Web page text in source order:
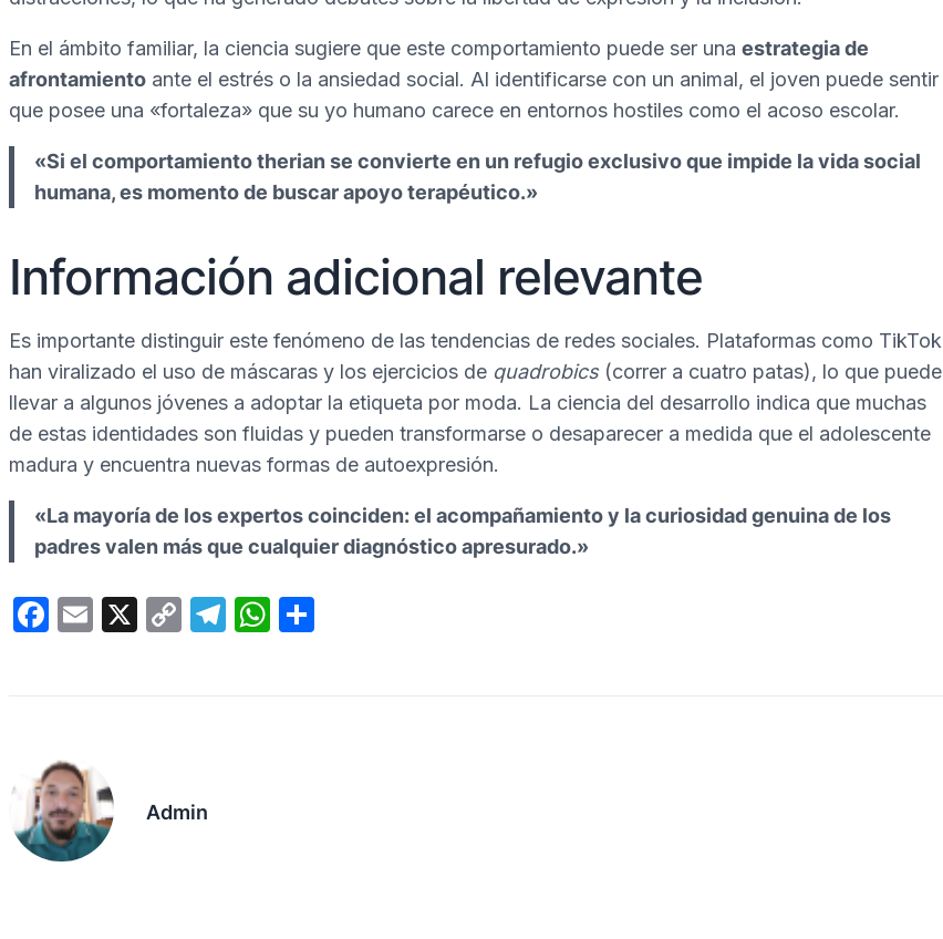
En el ámbito familiar, la ciencia sugiere que este comportamiento puede ser una estrategia de
afrontamiento ante el estrés o la ansiedad social. Al identificarse con un animal, el joven puede sentir
que posee una «fortaleza» que su yo humano carece en entornos hostiles como el acoso escolar.
«Si el comportamiento therian se convierte en un refugio exclusivo que impide la vida social
humana, es momento de buscar apoyo terapéutico.»
Información adicional relevante
Es importante distinguir este fenómeno de las tendencias de redes sociales. Plataformas como TikTok
han viralizado el uso de máscaras y los ejercicios de quadrobics(correr a cuatro patas), lo que puede
llevar a algunos jóvenes a adoptar la etiqueta por moda. La ciencia del desarrollo indica que muchas
de estas identidades son fluidas y pueden transformarse o desaparecer a medida que el adolescente
madura y encuentra nuevas formas de autoexpresión.
«La mayoría de los expertos coinciden: el acompañamiento y la curiosidad genuina de los
padres valen más que cualquier diagnóstico apresurado.»
F
c
b
o
o
k
E
ail
X
C
p
k
T
e
W
at m
Admin